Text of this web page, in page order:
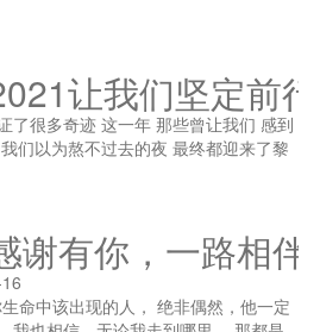
让我们坚定前
了很多奇迹 这一年 那些曾让我们 感到
们以为熬不过去的夜 最终都迎来了黎
谢有你，一路相伴
命中该出现的人， 绝非偶然，他一定